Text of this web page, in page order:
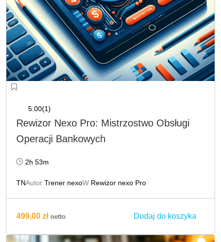
5.00(1)
Rewizor Nexo Pro: Mistrzostwo Obsługi
Operacji Bankowych
2h 53m
TNAutor Trener nexoW Rewizor nexo Pro
499,00 zł netto Dodaj do koszyka